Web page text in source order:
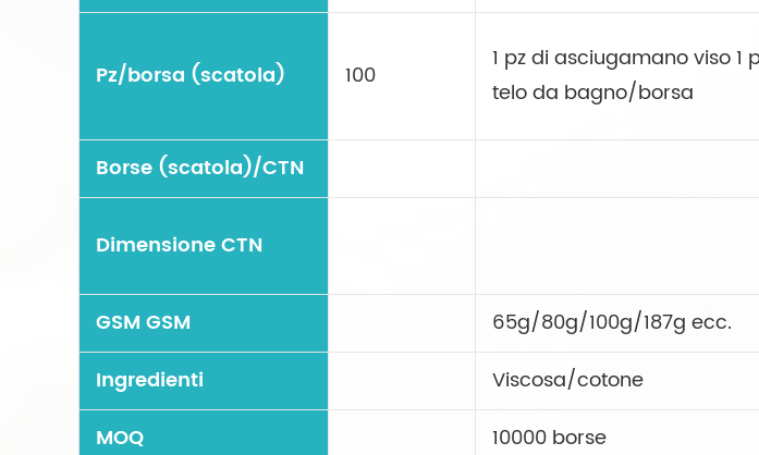
Pz/borsa (scatola) 100
1 pz di asciugamano viso 1
telo da bagno/borsa
Borse (scatola)/CTN
Dimensione CTN
GSM GSM
65g/80g/100g/187g ecc.
Ingredienti
Viscosa/cotone
MOQ
10000 borse